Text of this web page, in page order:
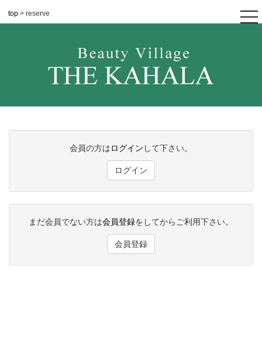
top > reserve
会員の方はログイン して下さい。
ログイン
まだ会員でない方は会員登録をしてからご利用下さい。
会員登録